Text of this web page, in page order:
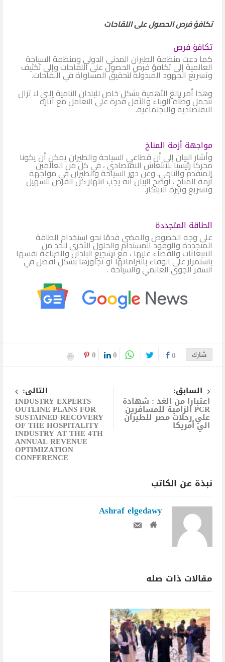
تكافؤ فرص الحصول على اللقاحات
تكافؤ فرص
كما دعت منظمة الطيران المدني الدولي ومنظمة السياحة
العالمية إلى تكافؤ فرص الحصول على اللقاحات وإلى تكثيف
وتسريع الجهود المبذولة لتحقيق المساواة في اللقاحات.
وهذا أمر بالغ الأهمية بشكل خاص للبلدان النامية التي لا تزال
تتحمل وطأة الوباء والأقل قدرة على التعامل مع آثاره
الاقتصادية والاجتماعية.
مواجهة أزمة المناخ
وأشار البيان إلى أن قطاعي السياحة والطيران يمكن أن يكونا
محركا رئيسيا للانتعاش الاقتصادي ، في كل من العالمين
المتقدم والنامي. وعن دور السياحة والطيران في مواجهة
أزمة المناخ ، أوضح البيان أنه يجب انتهاز كل الفرص لتسهيل
وتسريع وتيرة الابتكار.
الطاقة المتجددة
على وجه الخصوص والمضي قدمًا نحو استخدام الطاقة
المتجددة والوقود المستدام والحلول الأخرى للحد من
الانبعاثات والقضاء عليها ، مع تشجيع البلدان والصناعة نفسها
باستمرار على الوفاء بالتزاماتها أو تجاوزها بشكل أفضل في
السفر الجوي العالمي والسياحة .
شارك 0
0
0
السابق:
اعتبارا من الغد : شهادة
PCR الزامية للمسافرين
علي رحلات مصر للطيران
الي أمريكا
التالى:
INDUSTRY EXPERTS
OUTLINE PLANS FOR
SUSTAINED RECOVERY
OF THE HOSPITALITY
INDUSTRY AT THE 4TH
ANNUAL REVENUE
OPTIMIZATION
CONFERENCE
نبذة عن الكاتب
Ashraf elgedawy
مقالات ذات صله